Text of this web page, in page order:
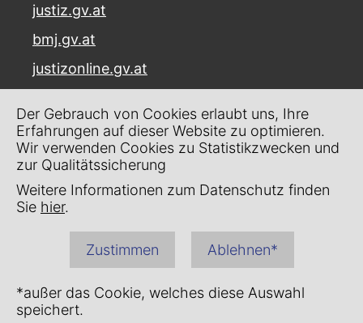
justiz.gv.at
bmj.gv.at
justizonline.gv.at
Museumstraße 7
1070 Wien
Kontakt
Impressum
Barrierefreiheit
Der Gebrauch von Cookies erlaubt uns, Ihre
Erfahrungen auf dieser Website zu optimieren.
Wir verwenden Cookies zu Statistikzwecken und
zur Qualitätssicherung
Weitere Informationen zum Datenschutz finden
Sie hier.
Zustimmen Ablehnen*
*außer das Cookie, welches diese Auswahl
speichert.